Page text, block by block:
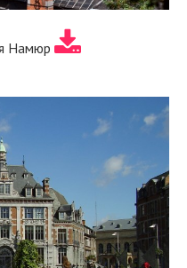
Намюр